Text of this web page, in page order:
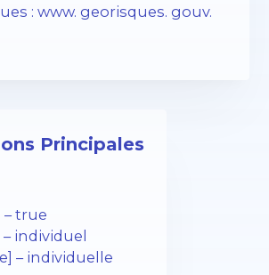
: www. georisques. gouv.
Principales
– true
individuel
– individuelle